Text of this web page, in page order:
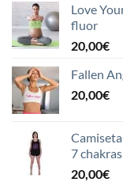
Love
fluor
20,00€
Fallen
20,00€
7 chakras
20,00€